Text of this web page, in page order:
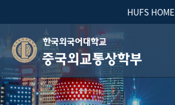
HUFS HOME
중국외교통상학부